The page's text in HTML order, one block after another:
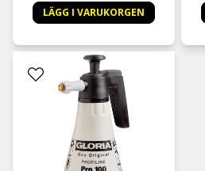
LÄGG I VARUKORGEN